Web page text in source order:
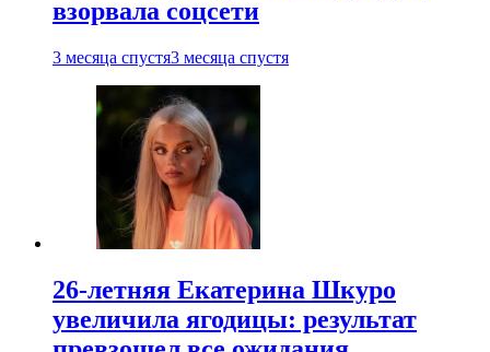
взорвала соцсети
3 месяца спустя3 месяца спустя
26-летняя Екатерина Шкуро
увеличила ягодицы: результат